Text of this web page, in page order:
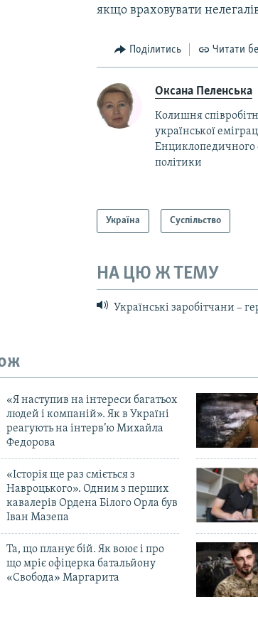
якщо враховувати
Поділитись Читати
Оксана Пеленська
Колишня
української
Енциклопедичного
політики
Україна Суспільство
НА ЦЮ Ж ТЕМУ
Українські заробітчани –
«Я наступив на інтереси багатьох
людей і компаній». Як в Україні
реагують на інтерв’ю Михайла
Федорова
«Історія ще раз сміється з
Навроцького». Одним з перших
кавалерів Ордена Білого Орла був
Іван Мазепа
Та, що планує бій. Як воює і про
що мріє офіцерка батальйону
«Свобода» Маргарита